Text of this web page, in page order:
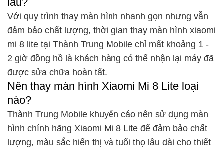
Với quy trình thay màn hình nhanh gọn nhưng vẫn
đảm bảo chất lượng, thời gian thay màn hình xiaomi
mi 8 lite tại Thành Trung Mobile chỉ mất khoảng 1 -
2 giờ đồng hồ là khách hàng có thể nhận lại máy đã
được sửa chữa hoàn tất.
Nên thay màn hình Xiaomi Mi 8 Lite loại
nào?
Thành Trung Mobile khuyến cáo nên sử dụng màn
hình chính hãng Xiaomi Mi 8 Lite để đảm bảo chất
lượng, màu sắc hiển thị và tuổi thọ lâu dài cho thiết